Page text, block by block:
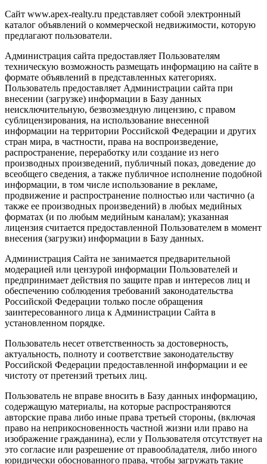
Сайт www.apex-realty.ru представляет собой электронный
каталог объявлений о коммерческой недвижимости, которую
предлагают пользователи.
Администрация сайта предоставляет Пользователям
техническую возможность размещать информацию на сайте в
формате объявлений в представленных категориях.
Пользователь предоставляет Администрации сайта при
внесении (загрузке) информации в Базу данных
неисключительную, безвозмездную лицензию, с правом
сублицензирования, на использование внесенной
информации на территории Российской Федерации и других
стран мира, в частности, права на воспроизведение,
распространение, переработку или создание из него
производных произведений, публичный показ, доведение до
всеобщего сведения, а также публичное исполнение подобной
информации, в том числе использование в рекламе,
продвижение и распространение полностью или частично (а
также ее производных произведений) в любых медийных
форматах (и по любым медийным каналам); указанная
лицензия считается предоставленной Пользователем в момент
внесения (загрузки) информации в Базу данных.
Администрация Сайта не занимается предварительной
модерацией или цензурой информации Пользователей и
предпринимает действия по защите прав и интересов лиц и
обеспечению соблюдения требований законодательства
Российской Федерации только после обращения
заинтересованного лица к Администрации Сайта в
установленном порядке.
Пользователь несет ответственность за достоверность,
актуальность, полноту и соответствие законодательству
Российской Федерации предоставленной информации и ее
чистоту от претензий третьих лиц.
Пользователь не вправе вносить в Базу данных информацию,
содержащую материалы, на которые распространяются
авторские права либо иные права третьей стороны, (включая
право на неприкосновенность частной жизни или право на
изображение гражданина), если у Пользователя отсутствует на
это согласие или разрешение от правообладателя, либо иного
юридически обоснованного права, чтобы загружать такие